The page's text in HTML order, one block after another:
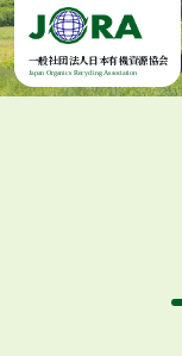
Skip to content
一般社団法人日本有機資源協会
Japan Organics Recycling Association